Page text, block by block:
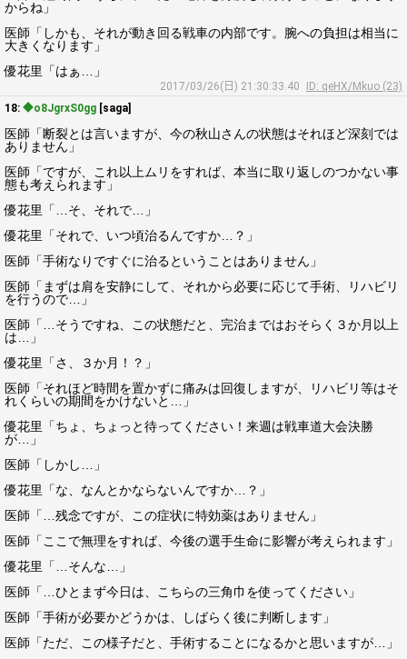
からね」
医師「しかも、それが動き回る戦車の内部です。腕への負担は相当に
大きくなります」
優花里「はぁ…」
2017/03/26(日) 21:30:33.40
ID: qeHX/Mkuo (23)
18: ◆o8JgrxS0gg [saga]
医師「断裂とは言いますが、今の秋山さんの状態はそれほど深刻では
ありません」
医師「ですが、これ以上ムリをすれば、本当に取り返しのつかない事
態も考えられます」
優花里「…そ、それで…」
優花里「それで、いつ頃治るんですか…？」
医師「手術なりですぐに治るということはありません」
医師「まずは肩を安静にして、それから必要に応じて手術、リハビリ
を行うので…」
医師「…そうですね、この状態だと、完治まではおそらく３か月以上
は…」
優花里「さ、３か月！？」
医師「それほど時間を置かずに痛みは回復しますが、リハビリ等はそ
れくらいの期間をかけないと…」
優花里「ちょ、ちょっと待ってください！来週は戦車道大会決勝
が…」
医師「しかし…」
優花里「な、なんとかならないんですか…？」
医師「…残念ですが、この症状に特効薬はありません」
医師「ここで無理をすれば、今後の選手生命に影響が考えられます」
優花里「…そんな…」
医師「…ひとまず今日は、こちらの三角巾を使ってください」
医師「手術が必要かどうかは、しばらく後に判断します」
医師「ただ、この様子だと、手術することになるかと思いますが…」